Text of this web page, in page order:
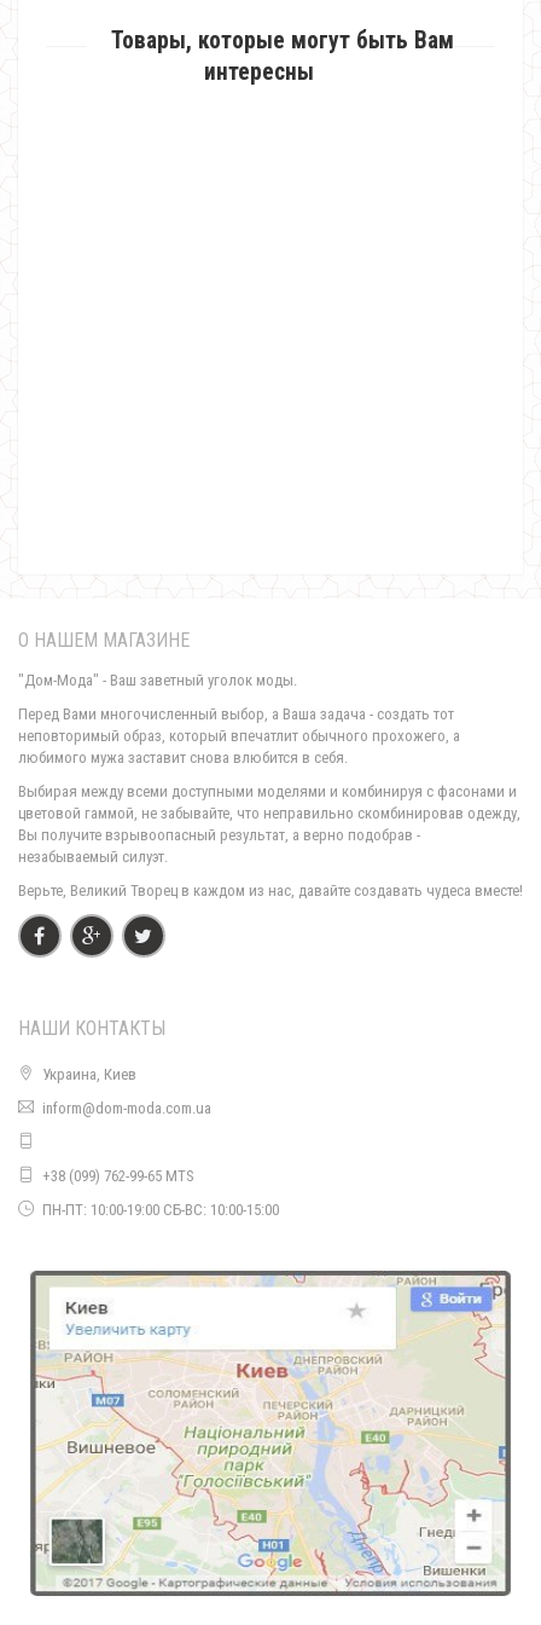
Товары, которые могут быть Вам
интересны
790.00грн.
Женская приталенная короткая куртка
Короткая женская жилетка на синтепоне
850.00грн. 750.00грн.
О НАШЕМ МАГАЗИНЕ
"Дом-Мода" - Ваш заветный уголок моды.
Перед Вами многочисленный выбор, а Ваша задача - создать тот
неповторимый образ, который впечатлит обычного прохожего, а
любимого мужа заставит снова влюбится в себя.
Выбирая между всеми доступными моделями и комбинируя с фасонами и
цветовой гаммой, не забывайте, что неправильно скомбинировав одежду,
Вы получите взрывоопасный результат, а верно подобрав -
незабываемый силуэт.
Верьте, Великий Творец в каждом из нас, давайте создавать чудеса вместе!
НАШИ КОНТАКТЫ
Украина, Киев
inform@dom-moda.com.ua
+38 (099) 762-99-65 MTS
ПН-ПТ: 10:00-19:00 СБ-ВС: 10:00-15:00